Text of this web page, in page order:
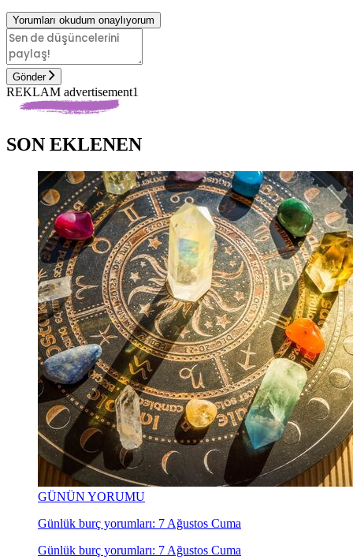
Yorumları okudum onaylıyorum
Gönder
REKLAM advertisement1
SON EKLENEN
GÜNÜN YORUMU
Günlük burç yorumları: 7 Ağustos Cuma
Günlük burç yorumları: 7 Ağustos Cuma